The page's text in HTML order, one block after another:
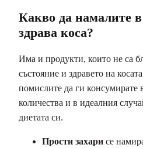
Какво да намалите
здрава коса?
Има и продукти, които не са
състояние и здравето на
помислите да ги
количества и в идеалния
диетата си.
Прости захари се